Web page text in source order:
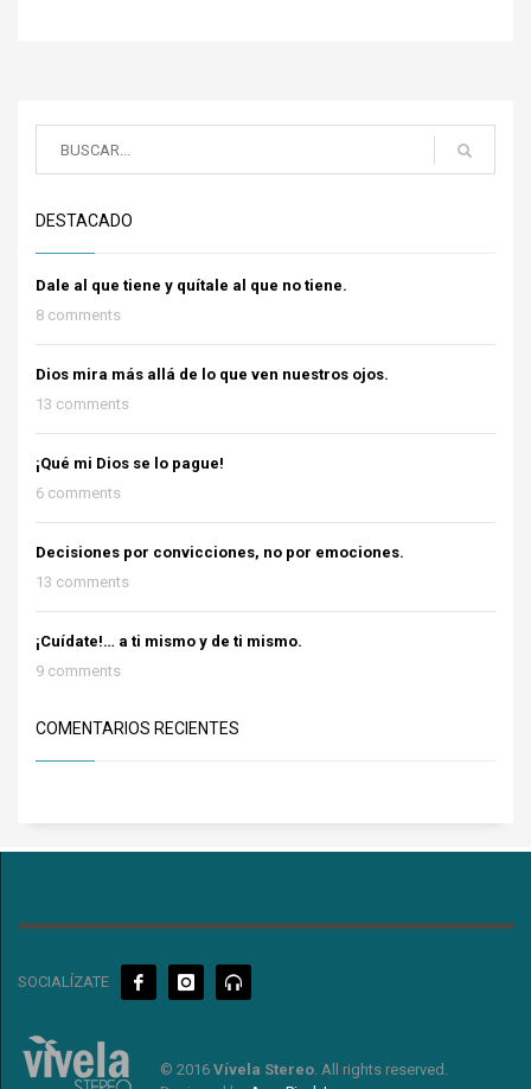
DESTACADO
Dale al que tiene y quítale al que no tiene.
8 comments
Dios mira más allá de lo que ven nuestros ojos.
13 comments
¡Qué mi Dios se lo pague!
6 comments
Decisiones por convicciones, no por emociones.
13 comments
¡Cuídate!… a ti mismo y de ti mismo.
9 comments
COMENTARIOS RECIENTES
SOCIALÍZATE
© 2016 Vívela Stereo. All rights reserved.